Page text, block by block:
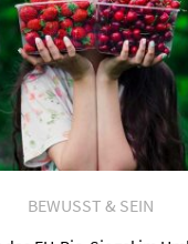
BEWUSST & SEIN